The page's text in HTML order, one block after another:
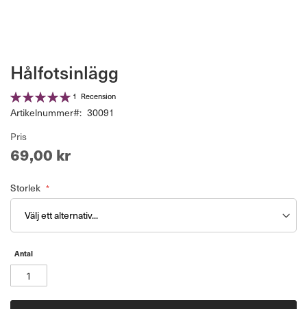
Hålfotsinlägg
Betyg:
100%
1 Recension
Artikelnummer
30091
Pris
69,00 kr
Storlek
Antal
till
början
av
bildgalleriet